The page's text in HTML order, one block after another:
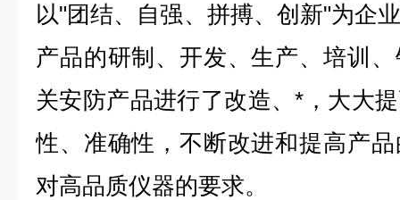
以"团结、自强、拼搏、创新"为企
产品的研制、开发、生产、培训
关安防产品进行了改造、*，大大
性、准确性，不断改进和提高产
对高品质仪器的要求。